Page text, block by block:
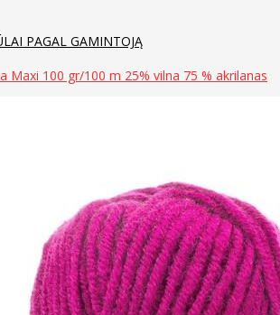
PAGAL GAMINTOJĄ
Maxi 100 gr/100 m 25% vilna 75 % akrilanas